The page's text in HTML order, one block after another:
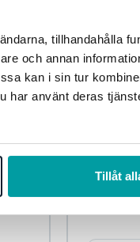
tillhandahålla
och annan
kan i sin tur
har använt deras
Tillåt
Nästa
Många
som
av